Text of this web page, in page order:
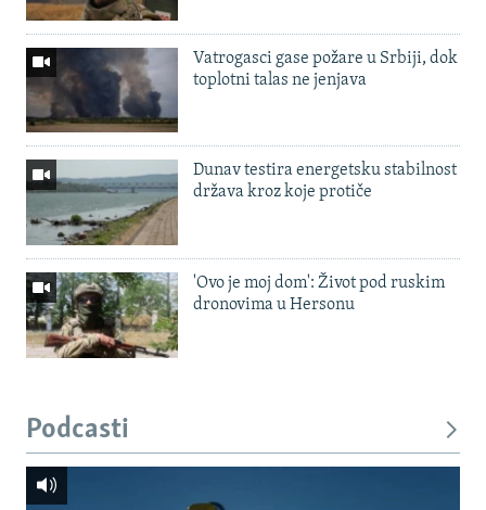
Vatrogasci gase požare u Srbiji, dok
toplotni talas ne jenjava
Dunav testira energetsku stabilnost
država kroz koje protiče
'Ovo je moj dom': Život pod ruskim
dronovima u Hersonu
Podcasti